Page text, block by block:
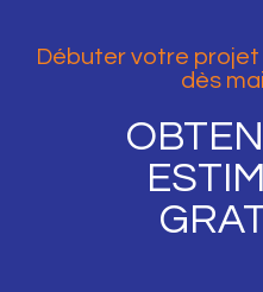
Débuter votre
dès